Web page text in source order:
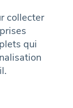
collecter
qui